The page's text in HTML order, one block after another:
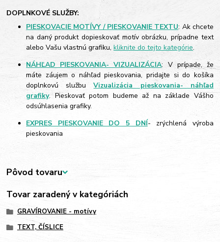
DOPLNKOVÉ SLUŽBY:
PIESKOVACIE MOTÍVY / PIESKOVANIE TEXTU: Ak chcete
na daný produkt dopieskovať motív obrázku, prípadne text
alebo Vašu vlastnú grafiku,kliknite do tejto kategórie.
NÁHĽAD PIESKOVANIA- VIZUALIZÁCIA: V prípade, že
máte záujem o náhľad pieskovania, pridajte si do košíka
doplnkovú službuVizualizácia pieskovania- náhľad
grafiky. Pieskovať potom budeme až na základe Vášho
odsúhlasenia grafiky.
EXPRES PIESKOVANIE DO 5 DNÍ- zrýchlená výroba
pieskovania
Pôvod tovaru
Tovar zaradený v kategóriách
GRAVÍROVANIE - motívy
TEXT, ČÍSLICE